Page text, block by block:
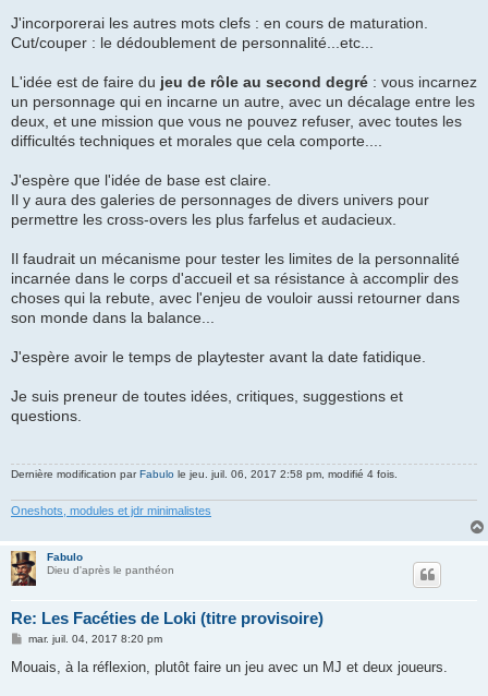
J'incorporerai les autres mots clefs : en cours de maturation.
Cut/couper : le dédoublement de personnalité...etc...
L'idée est de faire du jeu de rôle au second degré : vous incarnez
un personnage qui en incarne un autre, avec un décalage entre les
deux, et une mission que vous ne pouvez refuser, avec toutes les
difficultés techniques et morales que cela comporte....
J'espère que l'idée de base est claire.
Il y aura des galeries de personnages de divers univers pour
permettre les cross-overs les plus farfelus et audacieux.
Il faudrait un mécanisme pour tester les limites de la personnalité
incarnée dans le corps d'accueil et sa résistance à accomplir des
choses qui la rebute, avec l'enjeu de vouloir aussi retourner dans
son monde dans la balance...
J'espère avoir le temps de playtester avant la date fatidique.
Je suis preneur de toutes idées, critiques, suggestions et
questions.
Dernière modification parFabulo le jeu. juil. 06, 2017 2:58 pm, modifié 4 fois.
Oneshots, modules et jdr minimalistes
Fabulo
Dieu d'après le panthéon
Re: Les Facéties de Loki (titre provisoire)
M
s
mar. juil. 04, 2017 8:20 pm
Mouais, à la réflexion, plutôt faire un jeu avec un MJ et deux joueurs.